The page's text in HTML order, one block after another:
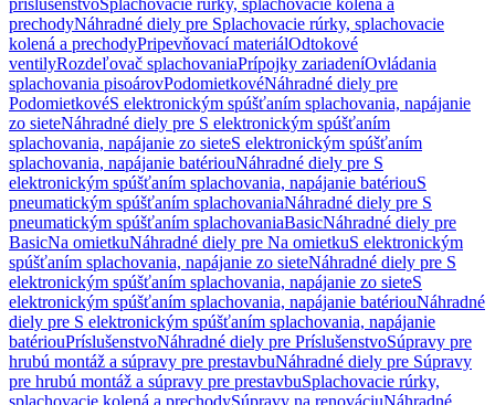
príslušenstvoSplachovacie rúrky, splachovacie kolená a
prechodyNáhradné diely pre Splachovacie rúrky, splachovacie
kolená a prechodyPripevňovací materiálOdtokové
ventilyRozdeľovač splachovaniaPrípojky zariadeníOvládania
splachovania pisoárovPodomietkovéNáhradné diely pre
PodomietkovéS elektronickým spúšťaním splachovania, napájanie
zo sieteNáhradné diely pre S elektronickým spúšťaním
splachovania, napájanie zo sieteS elektronickým spúšťaním
splachovania, napájanie batériouNáhradné diely pre S
elektronickým spúšťaním splachovania, napájanie batériouS
pneumatickým spúšťaním splachovaniaNáhradné diely pre S
pneumatickým spúšťaním splachovaniaBasicNáhradné diely pre
BasicNa omietkuNáhradné diely pre Na omietkuS elektronickým
spúšťaním splachovania, napájanie zo sieteNáhradné diely pre S
elektronickým spúšťaním splachovania, napájanie zo sieteS
elektronickým spúšťaním splachovania, napájanie batériouNáhradné
diely pre S elektronickým spúšťaním splachovania, napájanie
batériouPríslušenstvoNáhradné diely pre PríslušenstvoSúpravy pre
hrubú montáž a súpravy pre prestavbuNáhradné diely pre Súpravy
pre hrubú montáž a súpravy pre prestavbuSplachovacie rúrky,
splachovacie kolená a prechodySúpravy na renováciuNáhradné